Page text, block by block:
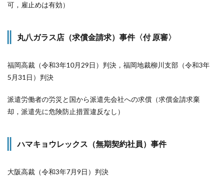
可，雇止めは有効）
丸八ガラス店（求償金請求）事件〈付 原審〉
福岡高裁（令和3年10月29日）判決，福岡地裁柳川支部（令和3年
5月31日）判決
派遣労働者の労災と国から派遣先会社への求償（求償金請求棄
却，派遣先に危険防止措置違反なし）
ハマキョウレックス（無期契約社員）事件
大阪高裁（令和3年7月9日）判決